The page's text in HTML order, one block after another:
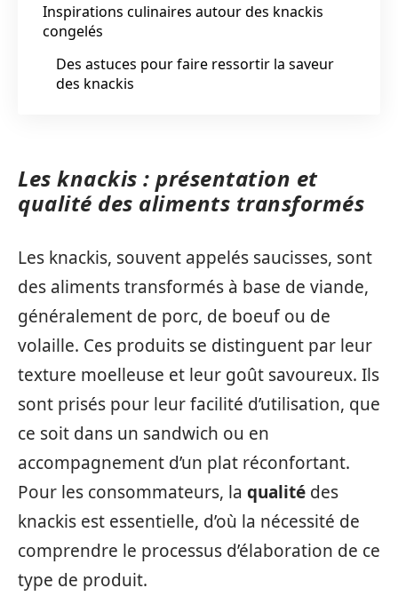
Inspirations culinaires autour des knackis
congelés
Des astuces pour faire ressortir la saveur
des knackis
Les knackis : présentation et
qualité des aliments transformés
Les knackis, souvent appelés saucisses, sont
des aliments transformés à base de viande,
généralement de porc, de boeuf ou de
volaille. Ces produits se distinguent par leur
texture moelleuse et leur goût savoureux. Ils
sont prisés pour leur facilité d’utilisation, que
ce soit dans un sandwich ou en
accompagnement d’un plat réconfortant.
Pour les consommateurs, la qualité des
knackis est essentielle, d’où la nécessité de
comprendre le processus d’élaboration de ce
type de produit.